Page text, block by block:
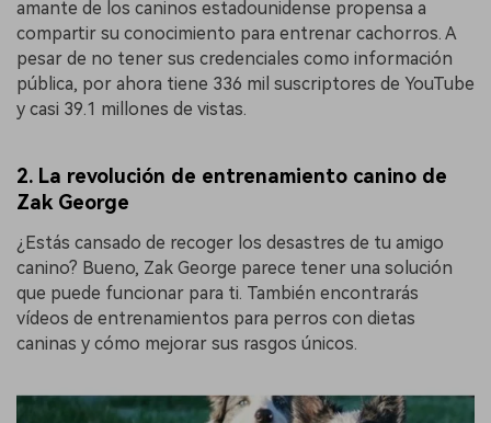
amante de los caninos estadounidense propensa a
compartir su conocimiento para entrenar cachorros. A
pesar de no tener sus credenciales como información
pública, por ahora tiene 336 mil suscriptores de YouTube
y casi 39.1 millones de vistas.
2. La revolución de entrenamiento canino de
Zak George
¿Estás cansado de recoger los desastres de tu amigo
canino? Bueno, Zak George parece tener una solución
que puede funcionar para ti. También encontrarás
vídeos de entrenamientos para perros con dietas
caninas y cómo mejorar sus rasgos únicos.